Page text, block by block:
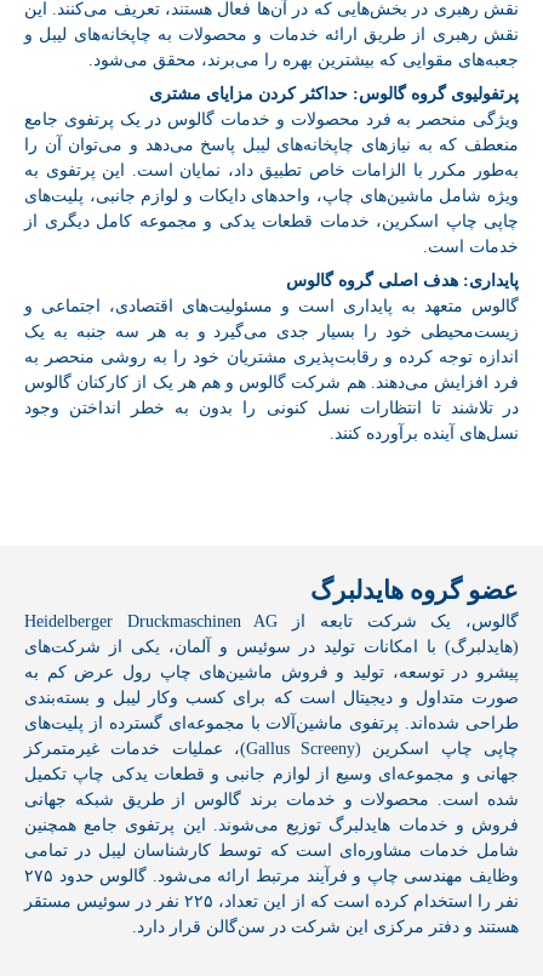
نقش رهبری در بخش‌هایی که در آن‌ها فعال هستند، تعریف می‌کنند. این
نقش رهبری از طریق ارائه خدمات و محصولات به چاپخانه‌های لیبل و
جعبه‌های مقوایی که بیشترین بهره را می‌برند، محقق می‌شود.
پرتفولیوی گروه گالوس: حداکثر کردن مزایای مشتری
ویژگی منحصر به فرد محصولات و خدمات گالوس در یک پرتفوی جامع
منعطف که به نیازهای چاپخانه‌های لیبل پاسخ می‌دهد و می‌توان آن را
به‌طور مکرر با الزامات خاص تطبیق داد، نمایان است. این پرتفوی به
ویژه شامل ماشین‌های چاپ، واحدهای دایکات و لوازم جانبی، پلیت‌های
چاپی چاپ اسکرین، خدمات قطعات یدکی و مجموعه کامل دیگری از
خدمات است.
پایداری: هدف اصلی گروه گالوس
گالوس متعهد به پایداری است و مسئولیت‌های اقتصادی، اجتماعی و
زیست‌محیطی خود را بسیار جدی می‌گیرد و به هر سه جنبه به یک
اندازه توجه کرده و رقابت‌پذیری مشتریان خود را به روشی منحصر به
فرد افزایش می‌دهند. هم شرکت گالوس و هم هر یک از کارکنان گالوس
در تلاشند تا انتظارات نسل کنونی را بدون به خطر انداختن وجود
نسل‌های آینده برآورده کنند.
عضو گروه هایدلبرگ
گالوس، یک شرکت تابعه از Heidelberger Druckmaschinen AG
(هایدلبرگ) با امکانات تولید در سوئیس و آلمان، یکی از شرکت‌های
پیشرو در توسعه، تولید و فروش ماشین‌های چاپ رول عرض کم به
صورت متداول و دیجیتال است که برای کسب ‌وکار لیبل و بسته‌بندی
طراحی شده‌اند. پرتفوی ماشین‌آلات با مجموعه‌ای گسترده از پلیت‌های
چاپی چاپ اسکرین (Gallus Screeny)، عملیات خدمات غیرمتمرکز
جهانی و مجموعه‌ای وسیع از لوازم جانبی و قطعات یدکی چاپ تکمیل
شده است. محصولات و خدمات برند گالوس از طریق شبکه جهانی
فروش و خدمات هایدلبرگ توزیع می‌شوند. این پرتفوی جامع همچنین
شامل خدمات مشاوره‌ای است که توسط کارشناسان لیبل در تمامی
وظایف مهندسی چاپ و فرآیند مرتبط ارائه می‌شود. گالوس حدود ۲۷۵
نفر را استخدام کرده است که از این تعداد، ۲۲۵ نفر در سوئیس مستقر
هستند و دفتر مرکزی این شرکت در سن‌گالن قرار دارد.